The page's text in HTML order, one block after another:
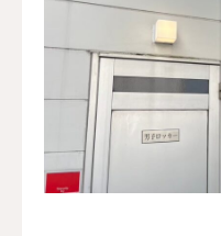
お問い合わせ